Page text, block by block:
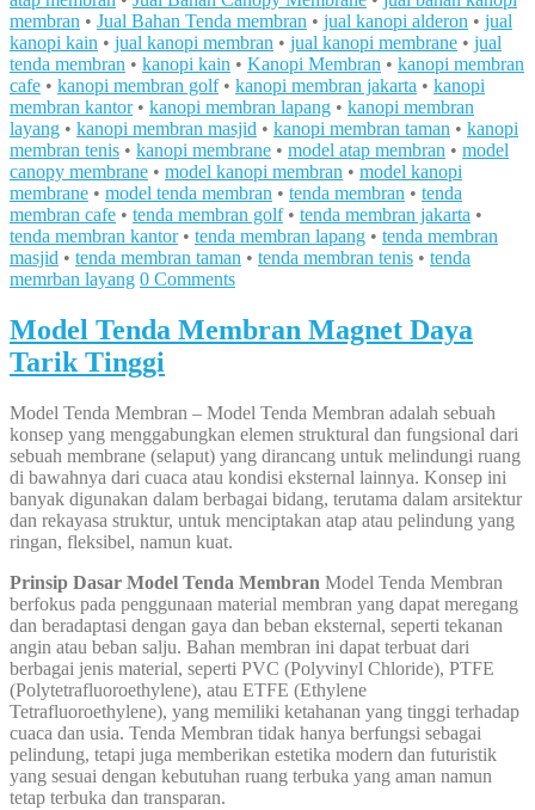
membran • Jual Bahan Tenda membran • jual kanopi alderon • jual
kanopi kain • jual kanopi membran • jual kanopi membrane • jual
tenda membran • kanopi kain • Kanopi Membran • kanopi membran
cafe • kanopi membran golf• kanopi membran jakarta • kanopi
membran kantor• kanopi membran lapang • kanopi membran
layang • kanopi membran masjid • kanopi membran taman • kanopi
membran tenis • kanopi membrane • model atap membran • model
canopy membrane • model kanopi membran • model kanopi
membrane • model tenda membran • tenda membran • tenda
membran cafe • tenda membran golf• tenda membran jakarta •
tenda membran kantor• tenda membran lapang • tenda membran
masjid • tenda membran taman • tenda membran tenis • tenda
memrban layang 0 Comments
Model Tenda Membran Magnet Daya
Tarik Tinggi
Model Tenda Membran – Model Tenda Membran adalah sebuah
konsep yang menggabungkan elemen struktural dan fungsional dari
sebuah membrane (selaput) yang dirancang untuk melindungi ruang
di bawahnya dari cuaca atau kondisi eksternal lainnya. Konsep ini
banyak digunakan dalam berbagai bidang, terutama dalam arsitektur
dan rekayasa struktur, untuk menciptakan atap atau pelindung yang
ringan, fleksibel, namun kuat.
Prinsip Dasar Model Tenda Membran Model Tenda Membran
berfokus pada penggunaan material membran yang dapat meregang
dan beradaptasi dengan gaya dan beban eksternal, seperti tekanan
angin atau beban salju. Bahan membran ini dapat terbuat dari
berbagai jenis material, seperti PVC (Polyvinyl Chloride), PTFE
(Polytetrafluoroethylene), atau ETFE (Ethylene
Tetrafluoroethylene), yang memiliki ketahanan yang tinggi terhadap
cuaca dan usia. Tenda Membran tidak hanya berfungsi sebagai
pelindung, tetapi juga memberikan estetika modern dan futuristik
yang sesuai dengan kebutuhan ruang terbuka yang aman namun
tetap terbuka dan transparan.